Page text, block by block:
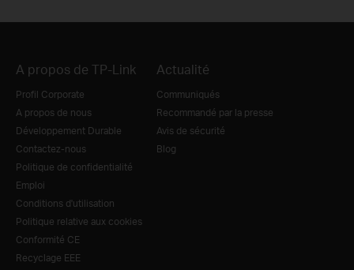
A propos de TP-Link
Profil Corporate
A propos de nous
Développement Durable
Contactez-nous
Politique de confidentialité
Emploi
Conditions d'utilisation
Politique relative aux cookies
Conformité CE
Recyclage EEE
Actualité
Communiqués
Recommandé par la presse
Avis de sécurité
Blog